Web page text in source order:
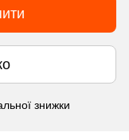
знижки